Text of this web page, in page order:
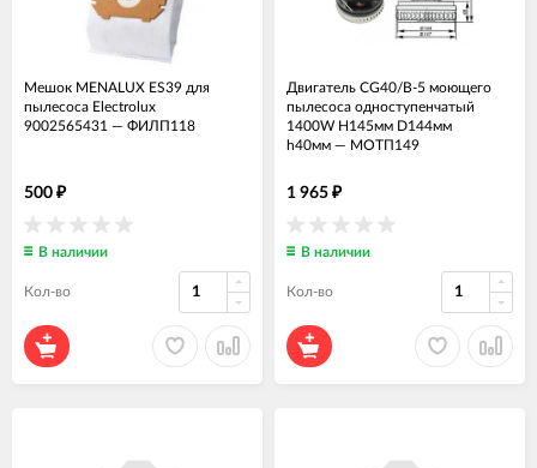
Мешок MENALUX ES39 для
пылесоса Electrolux
9002565431 — ФИЛП118
500 ₽
В наличии
Кол-во
Двигатель CG40/B-5 моющего
пылесоса одноступенчатый
1400W H145мм D144мм
h40мм — МОТП149
1 965 ₽
В наличии
Кол-во